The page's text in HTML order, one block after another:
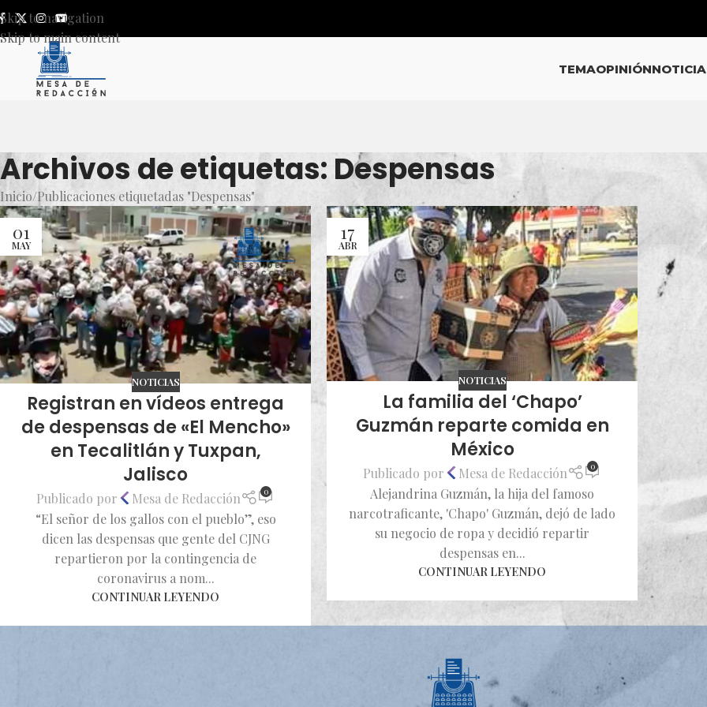
Skip to navigation
Skip to main content
TEMAOPINIÓN
Archivos de etiquetas: Despensas
Inicio Publicaciones etiquetadas "Despensas"
01
MAY
NOTICIAS
Registran en vídeos entrega
de despensas de «El Mencho»
en Tecalitlán y Tuxpan,
Jalisco
Publicado por Mesa de Redacción 0
“El señor de los gallos con el pueblo”, eso
dicen las despensas que gente del CJNG
repartieron por la contingencia de
coronavirus a nom...
CONTINUAR LEYENDO
17
ABR
NOTICIAS
La familia del ‘Chapo’
Guzmán reparte comida en
México
Publicado por Mesa de Redacción 0
Alejandrina Guzmán, la hija del famoso
narcotraficante, 'Chapo' Guzmán, dejó de lado
su negocio de ropa y decidió repartir
despensas en...
CONTINUAR LEYENDO